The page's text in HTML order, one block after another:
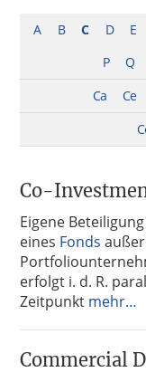
A B C D E
P
Q
Ca
Ce
Co-
Eigene
eines Fonds
erfolgt i. d. R.
Zeitpunkt mehr…
Commercial